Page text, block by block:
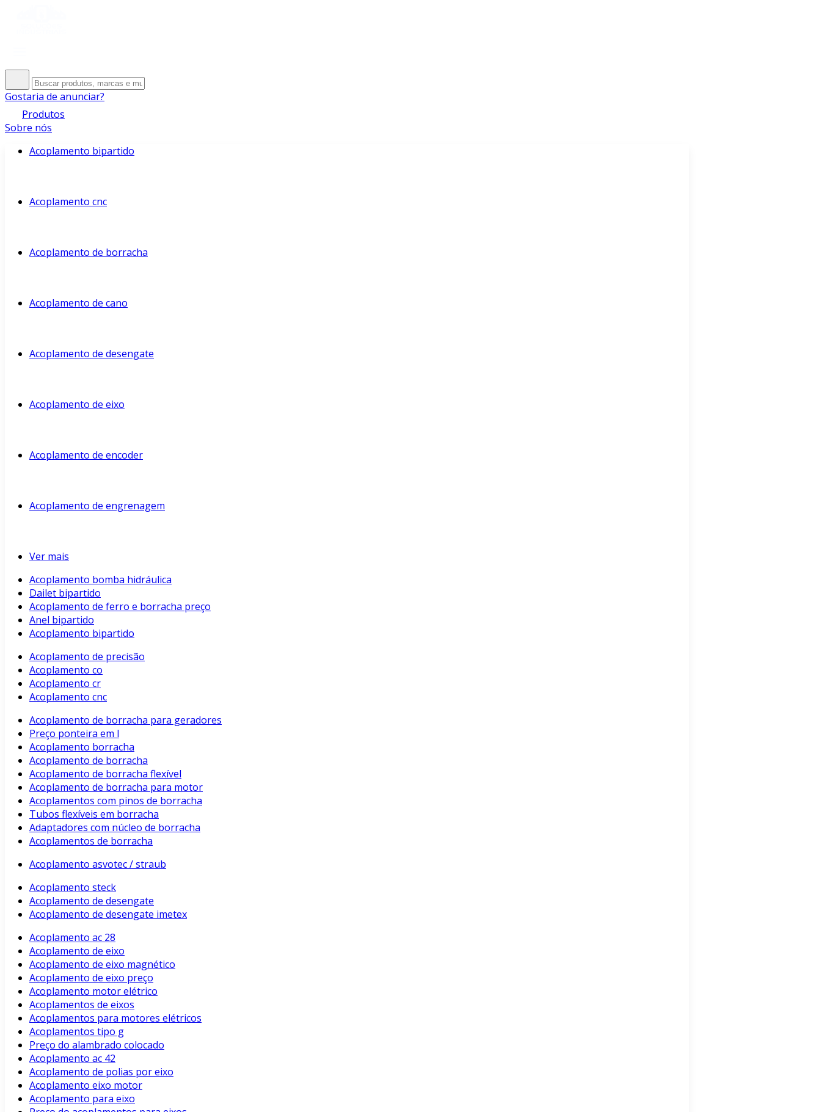
Gostaria de anunciar?
Produtos
Sobre nós
Acoplamento bipartido
Acoplamento cnc
Acoplamento de borracha
Acoplamento de cano
Acoplamento de desengate
Acoplamento de eixo
Acoplamento de encoder
Acoplamento de engrenagem
Ver mais
Acoplamento bomba hidráulica
Dailet bipartido
Acoplamento de ferro e borracha preço
Anel bipartido
Acoplamento bipartido
Acoplamento de precisão
Acoplamento co
Acoplamento cr
Acoplamento cnc
Acoplamento de borracha para geradores
Preço ponteira em l
Acoplamento borracha
Acoplamento de borracha
Acoplamento de borracha flexível
Acoplamento de borracha para motor
Acoplamentos com pinos de borracha
Tubos flexíveis em borracha
Adaptadores com núcleo de borracha
Acoplamentos de borracha
Acoplamento asvotec / straub
Acoplamento steck
Acoplamento de desengate
Acoplamento de desengate imetex
Acoplamento ac 28
Acoplamento de eixo
Acoplamento de eixo magnético
Acoplamento de eixo preço
Acoplamento motor elétrico
Acoplamentos de eixos
Acoplamentos para motores elétricos
Acoplamentos tipo g
Preço do alambrado colocado
Acoplamento ac 42
Acoplamento de polias por eixo
Acoplamento eixo motor
Acoplamento para eixo